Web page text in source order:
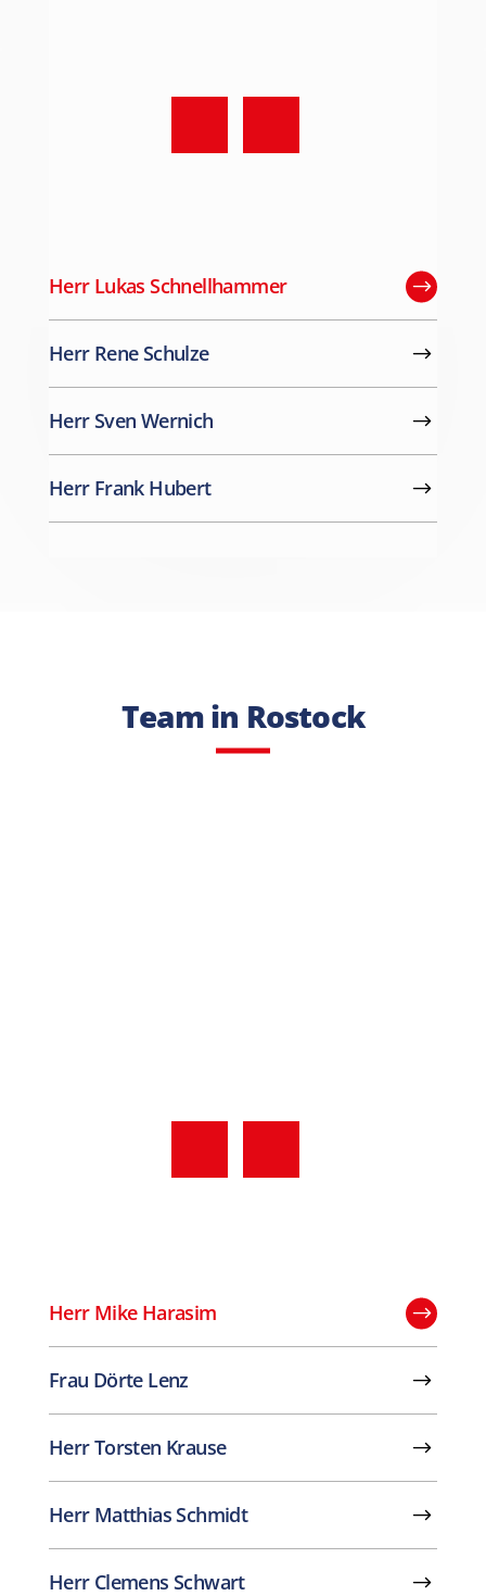
Herr Lukas Schnellhammer
Herr Rene Schulze
Herr Sven Wernich
Herr Frank Hubert
Team in Rostock
Herr Mike Harasim
Frau Dörte Lenz
Herr Torsten Krause
Herr Matthias Schmidt
Herr Clemens Schwart